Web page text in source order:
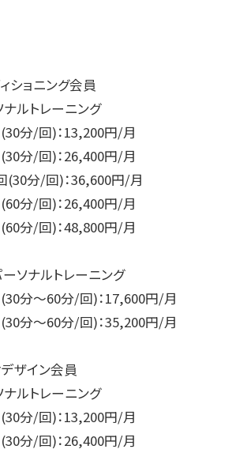
ショニング会員
レーニング
回)：13,200円/月
回)：26,400円/月
/回)：36,600円/月
回)：26,400円/月
回)：48,800円/月
ルトレーニング
60分/回)：17,600円/月
60分/回)：35,200円/月
イン会員
レーニング
回)：13,200円/月
回)：26,400円/月